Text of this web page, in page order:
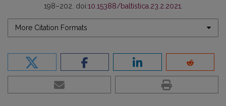
198–202. doi:10.15388/baltistica.23.2.2021
More Citation Formats